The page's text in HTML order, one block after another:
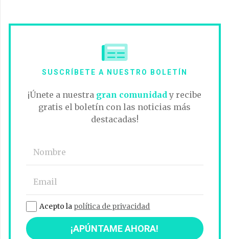
SUSCRÍBETE A NUESTRO BOLETÍN
¡Únete a nuestra gran comunidad y recibe
gratis el boletín con las noticias más
destacadas!
Acepto la política de privacidad